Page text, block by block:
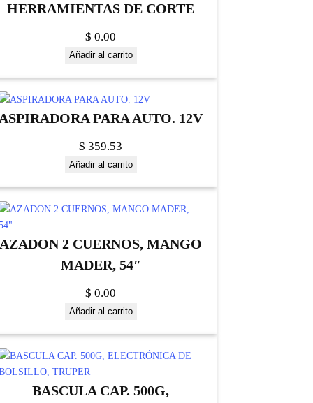
HERRAMIENTAS DE CORTE
$ 0.00
Añadir al carrito
PARA AUTO. 12V
$ 359.53
Añadir al carrito
AZADON 2 CUERNOS, MANGO
MADER, 54″
$ 0.00
Añadir al carrito
BASCULA CAP. 500G,